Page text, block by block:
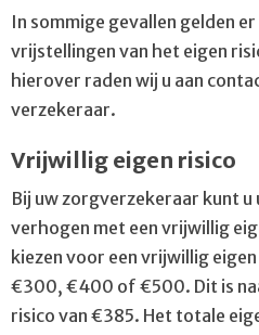
In sommige gevallen gelden
vrijstellingen van het eigen
hierover raden wij u aan
verzekeraar.
Vrijwillig eigen risico
Bij uw zorgverzekeraar kunt
verhogen met een vrijwillig
kiezen voor een vrijwillig
€300, €400 of €500. Dit is
risico van €385. Het totale